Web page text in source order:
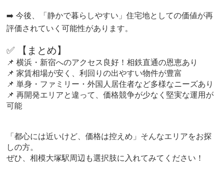
➡️ 今後、「静かで暮らしやすい」住宅地としての価値が再
評価されていく可能性があります。
✅ 【まとめ】
📌 横浜・新宿へのアクセス良好！相鉄直通の恩恵あり
📌 家賃相場が安く、利回りの出やすい物件が豊富
📌 単身・ファミリー・外国人居住者など多様なニーズあり
📌 再開発エリアと違って、価格競争が少なく堅実な運用が
可能
「都心には近いけど、価格は控えめ」そんなエリアをお探
しの方。
ぜひ、相模大塚駅周辺も選択肢に入れてみてください！